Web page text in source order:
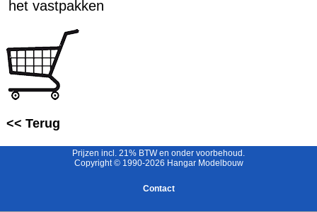
het vastpakken
<< Terug
Prijzen incl. 21% BTW en onder voorbehoud.
Copyright © 1990-2026 Hangar Modelbouw
Contact